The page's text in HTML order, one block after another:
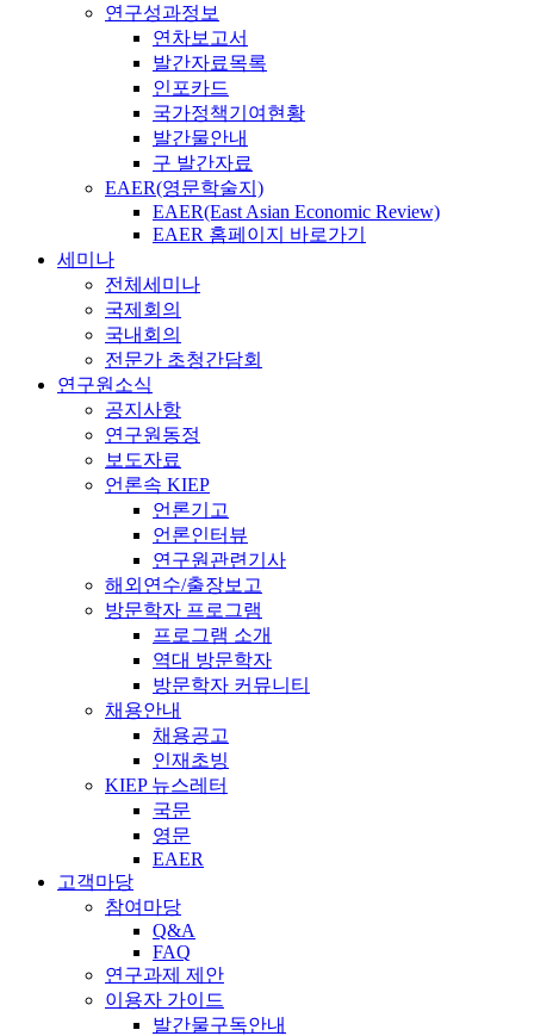
연구성과정보
연차보고서
발간자료목록
인포카드
국가정책기여현황
발간물안내
구 발간자료
EAER(영문학술지)
EAER(East Asian Economic Review)
EAER 홈페이지 바로가기
세미나
전체세미나
국제회의
국내회의
전문가 초청간담회
연구원소식
공지사항
연구원동정
보도자료
언론속 KIEP
언론기고
언론인터뷰
연구원관련기사
해외연수/출장보고
방문학자 프로그램
프로그램 소개
역대 방문학자
방문학자 커뮤니티
채용안내
채용공고
인재초빙
KIEP 뉴스레터
국문
영문
EAER
고객마당
참여마당
Q&A
FAQ
연구과제 제안
이용자 가이드
발간물구독안내